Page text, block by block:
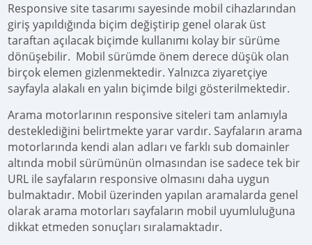
Responsive site tasarımı sayesinde mobil cihazlarından
giriş yapıldığında biçim değiştirip genel olarak üst
taraftan açılacak biçimde kullanımı kolay bir sürüme
dönüşebilir. Mobil sürümde önem derece düşük olan
birçok elemen gizlenmektedir. Yalnızca ziyaretçiye
sayfayla alakalı en yalın biçimde bilgi gösterilmektedir.
Arama motorlarının responsive siteleri tam anlamıyla
desteklediğini belirtmekte yarar vardır. Sayfaların arama
motorlarında kendi alan adları ve farklı sub domainler
altında mobil sürümünün olmasından ise sadece tek bir
URL ile sayfaların responsive olmasını daha uygun
bulmaktadır. Mobil üzerinden yapılan aramalarda genel
olarak arama motorları sayfaların mobil uyumluluğuna
dikkat etmeden sonuçları sıralamaktadır.